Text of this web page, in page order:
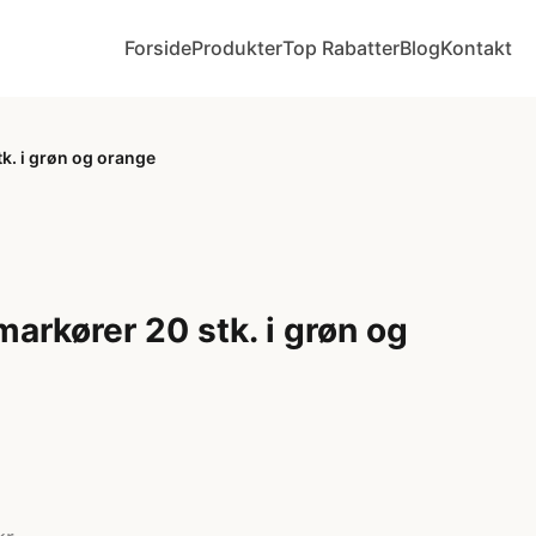
ForsideProdukterTop RabatterBlogKontakt
i grøn og orange
20 stk. i grøn og